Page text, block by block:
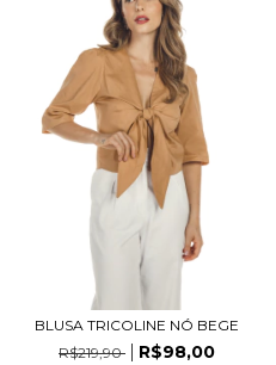
BLUSA TRICOLINE NÓ BEGE
R$219,90
R$98,00